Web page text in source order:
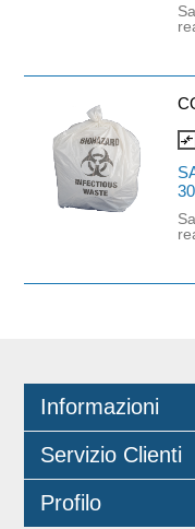
compare_arrows
Informazioni
Servizio Clienti
Profilo